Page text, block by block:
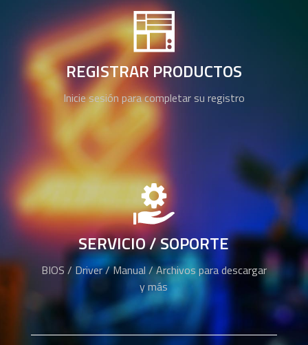
REGISTRAR PRODUCTOS
Inicie sesión para completar su registro
SERVICIO / SOPORTE
BIOS / Driver / Manual / Archivos para descargar
y más